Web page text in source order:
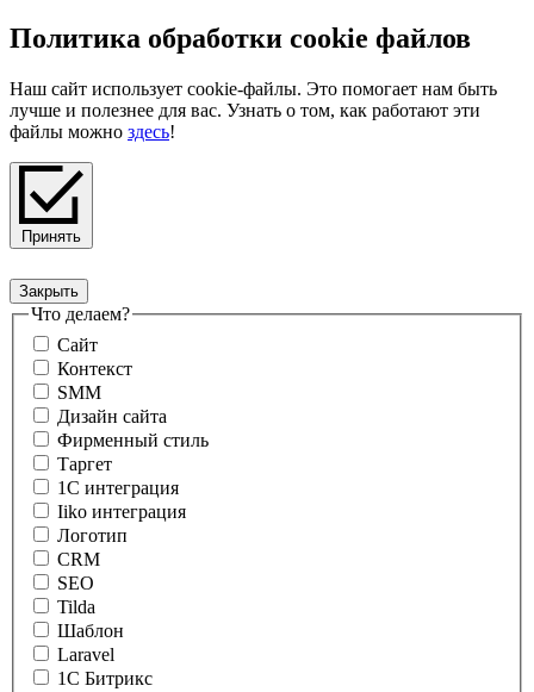
Политика обработки cookie файлов
Наш сайт использует cookie-файлы. Это помогает нам быть
лучше и полезнее для вас. Узнать о том, как работают эти
файлы можно здесь!
Принять
Закрыть
Форма обратной связи
Что делаем?
Сайт
Контекст
SMM
Дизайн сайта
Фирменный стиль
Таргет
1С интеграция
Iiko интеграция
Логотип
CRM
SEO
Tilda
Шаблон
Laravel
1С Битрикс